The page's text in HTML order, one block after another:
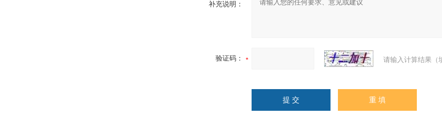
补充说明：
验证码： 请输入计算结果（